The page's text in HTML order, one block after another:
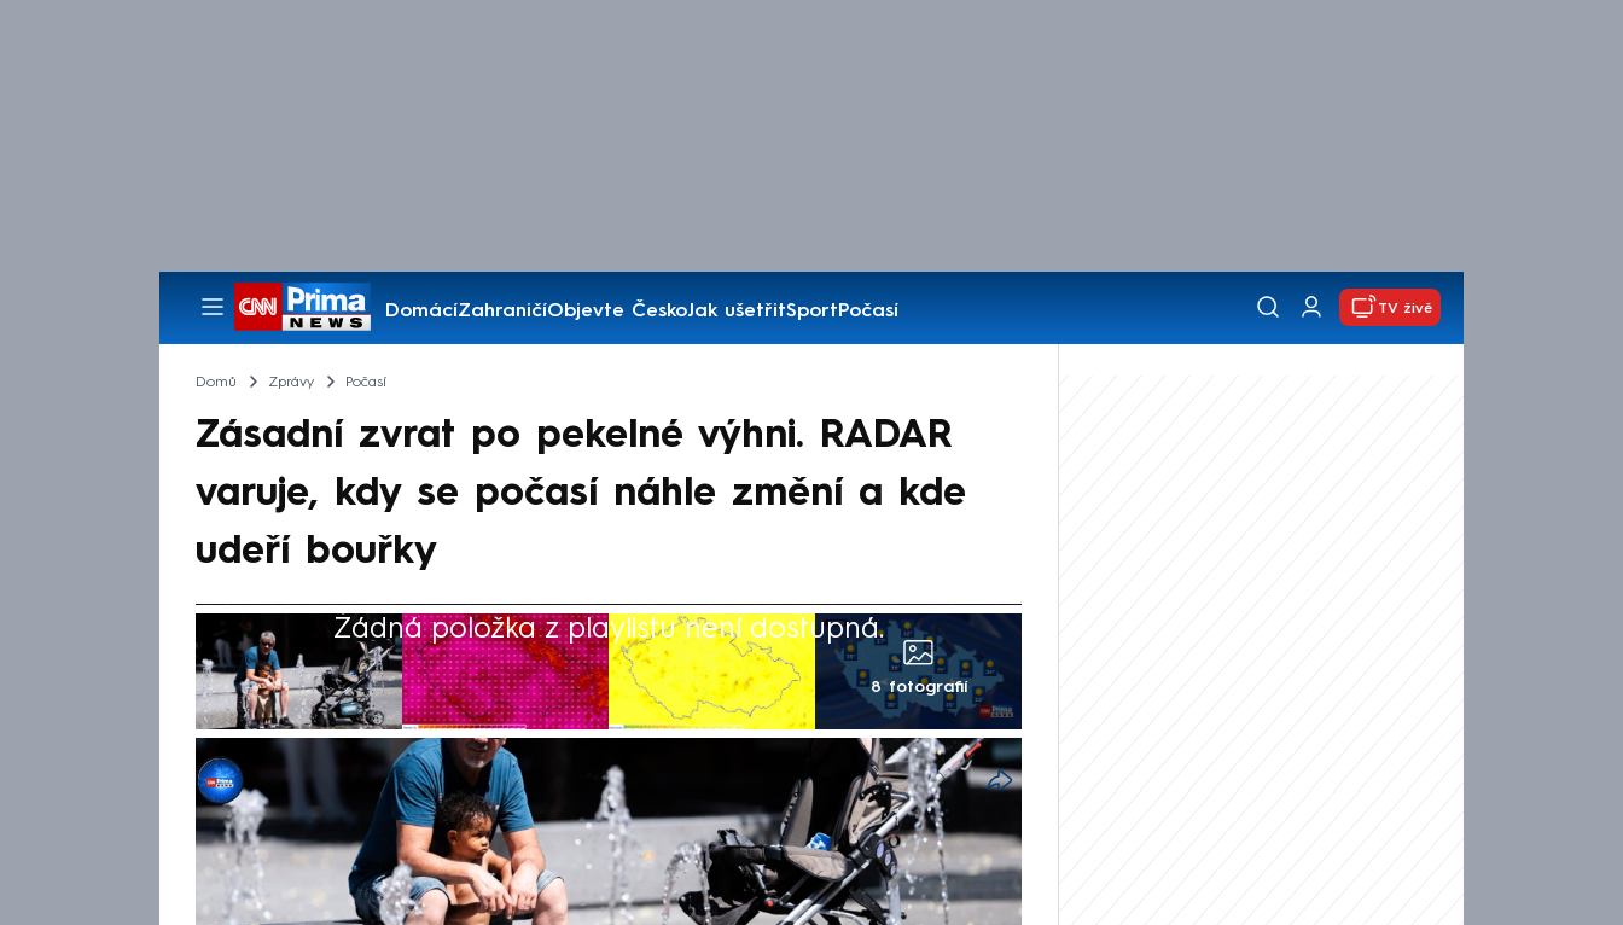
DomácíZahraničíObjevte ČeskoJak ušetřitSportPočasí
Pořady
TV živě
Domů Zprávy Počasí
Zásadní zvrat po pekelné výhni. RADAR
varuje, kdy se počasí náhle změní a kde
udeří bouřky
Žádná položka z playlistu není dostupná.
8 fotografií
CNN Prima NEWS
26. čvn 2026, 08:48
Česko čeká prozatím nejteplejší víkend tohoto roku. Teploty s výjimkou
horských míst neklesnou pod 30 °C, v neděli můžeme čekat i pokoření